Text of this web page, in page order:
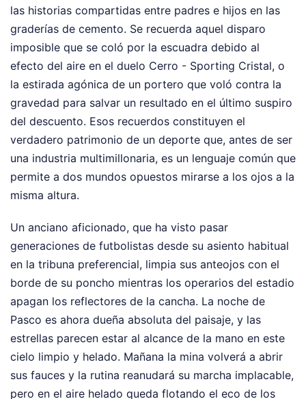
las historias compartidas entre padres e hijos en las
graderías de cemento. Se recuerda aquel disparo
imposible que se coló por la escuadra debido al
efecto del aire en el duelo Cerro - Sporting Cristal, o
la estirada agónica de un portero que voló contra la
gravedad para salvar un resultado en el último suspiro
del descuento. Esos recuerdos constituyen el
verdadero patrimonio de un deporte que, antes de ser
una industria multimillonaria, es un lenguaje común que
permite a dos mundos opuestos mirarse a los ojos a la
misma altura.
Un anciano aficionado, que ha visto pasar
generaciones de futbolistas desde su asiento habitual
en la tribuna preferencial, limpia sus anteojos con el
borde de su poncho mientras los operarios del estadio
apagan los reflectores de la cancha. La noche de
Pasco es ahora dueña absoluta del paisaje, y las
estrellas parecen estar al alcance de la mano en este
cielo limpio y helado. Mañana la mina volverá a abrir
sus fauces y la rutina reanudará su marcha implacable,
pero en el aire helado queda flotando el eco de los